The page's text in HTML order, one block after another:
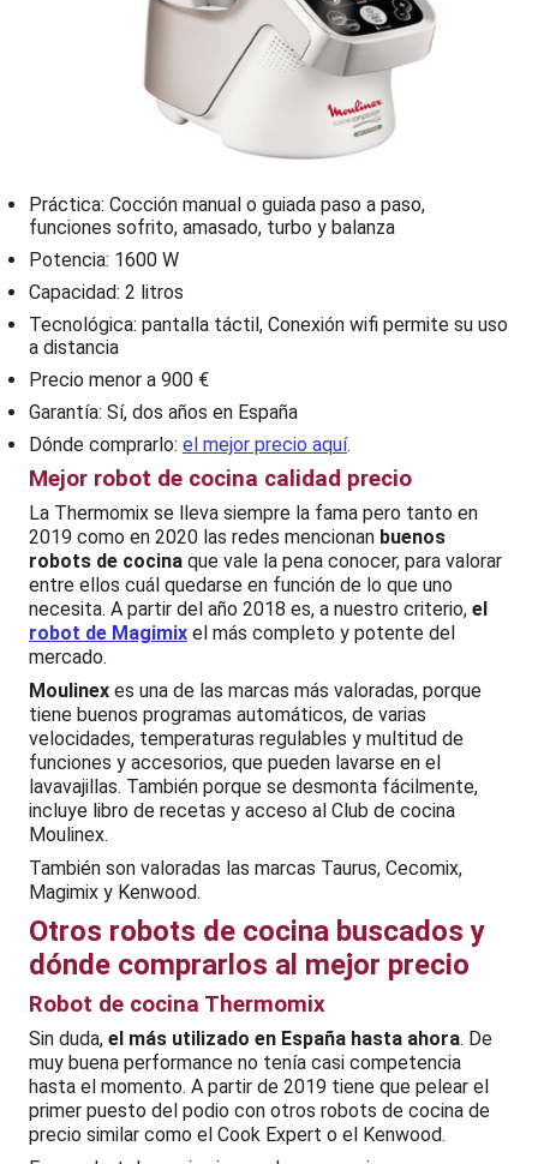
Práctica: Cocción manual o guiada paso a paso,
funciones sofrito, amasado, turbo y balanza
Potencia: 1600 W
Capacidad: 2 litros
Tecnológica: pantalla táctil, Conexión wifi permite su uso
a distancia
Precio menor a 900 €
Garantía: Sí, dos años en España
Dónde comprarlo: el mejor precio aquí.
Mejor robot de cocina calidad precio
La Thermomix se lleva siempre la fama pero tanto en
2019 como en 2020 las redes mencionan buenos
robots de cocina que vale la pena conocer, para valorar
entre ellos cuál quedarse en función de lo que uno
necesita. A partir del año 2018 es, a nuestro criterio, el
robot de Magimix el más completo y potente del
mercado.
Moulinex es una de las marcas más valoradas, porque
tiene buenos programas automáticos, de varias
velocidades, temperaturas regulables y multitud de
funciones y accesorios, que pueden lavarse en el
lavavajillas. También porque se desmonta fácilmente,
incluye libro de recetas y acceso al Club de cocina
Moulinex.
También son valoradas las marcas Taurus, Cecomix,
Magimix y Kenwood.
Otros robots de cocina buscados y
dónde comprarlos al mejor precio
Robot de cocina Thermomix
Sin duda, el más utilizado en España hasta ahora. De
muy buena performance no tenía casi competencia
hasta el momento. A partir de 2019 tiene que pelear el
primer puesto del podio con otros robots de cocina de
precio similar como el Cook Expert o el Kenwood.